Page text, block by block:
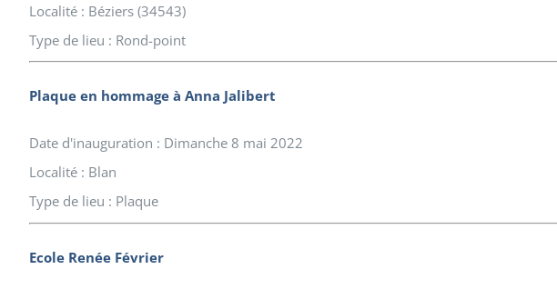
Localité : Béziers (34543)
Type de lieu : Rond-point
Plaque en hommage à Anna Jalibert
Date d'inauguration : Dimanche 8 mai 2022
Localité : Blan
Type de lieu : Plaque
Ecole Renée Février